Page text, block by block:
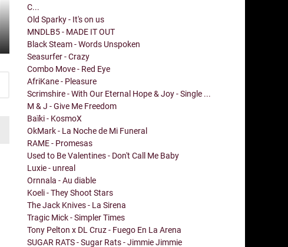
C...
Old Sparky - It's on us
MNDLB5 - MADE IT OUT
Black Steam - Words Unspoken
Seasurfer - Crazy
Combo Move - Red Eye
AfriKane - Pleasure
Scrimshire - With Our Eternal Hope & Joy - Single ...
M & J - Give Me Freedom
Baïki - KosmoX
OkMark - La Noche de Mi Funeral
RAME - Promesas
Used to Be Valentines - Don't Call Me Baby
Luxie - unreal
Ornnala - Au diable
Koeli - They Shoot Stars
The Jack Knives - La Sirena
Tragic Mick - Simpler Times
Tony Pelton x DL Cruz - Fuego En La Arena
SUGAR RATS - Sugar Rats - Jimmie Jimmie